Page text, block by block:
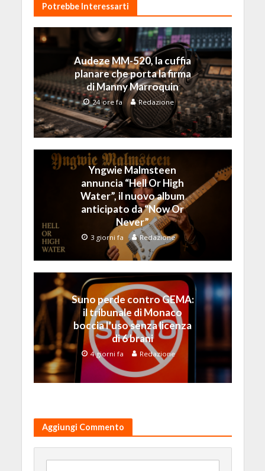
Potrebbe Interessarti
Audeze MM-520, la cuffia
planare che porta la firma
di Manny Marroquin
24 ore fa Redazione
Yngwie Malmsteen
annuncia “Hell Or High
Water”, il nuovo album
anticipato da “Now Or
Never”
3 giorni fa Redazione
Suno perde contro GEMA:
il tribunale di Monaco
boccia l’uso senza licenza
di 6 brani
4 giorni fa Redazione
Aggiungi Commento